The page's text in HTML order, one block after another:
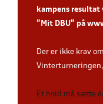
kampens resultat
”Mit DBU” på
Der er ikke krav
Et hold må sætte